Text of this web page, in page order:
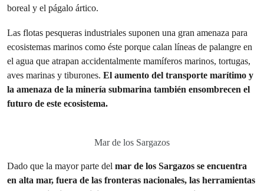
boreal y el págalo ártico.
Las flotas pesqueras industriales suponen una gran amenaza para
ecosistemas marinos como éste porque calan líneas de palangre en
el agua que atrapan accidentalmente mamíferos marinos, tortugas,
aves marinas y tiburones. El aumento del transporte marítimo y
la amenaza de la minería submarina también ensombrecen el
futuro de este ecosistema.
Mar de los Sargazos
Dado que la mayor parte del mar de los Sargazos se encuentra
en alta mar, fuera de las fronteras nacionales, las herramientas